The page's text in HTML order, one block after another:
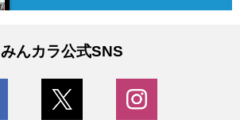
みんカラ公式SNS